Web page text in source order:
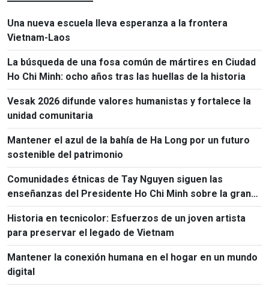
Una nueva escuela lleva esperanza a la frontera
Vietnam-Laos
La búsqueda de una fosa común de mártires en Ciudad
Ho Chi Minh: ocho años tras las huellas de la historia
Vesak 2026 difunde valores humanistas y fortalece la
unidad comunitaria
Mantener el azul de la bahía de Ha Long por un futuro
sostenible del patrimonio
Comunidades étnicas de Tay Nguyen siguen las
enseñanzas del Presidente Ho Chi Minh sobre la gran
unidad nacional
Historia en tecnicolor: Esfuerzos de un joven artista
para preservar el legado de Vietnam
Mantener la conexión humana en el hogar en un mundo
digital